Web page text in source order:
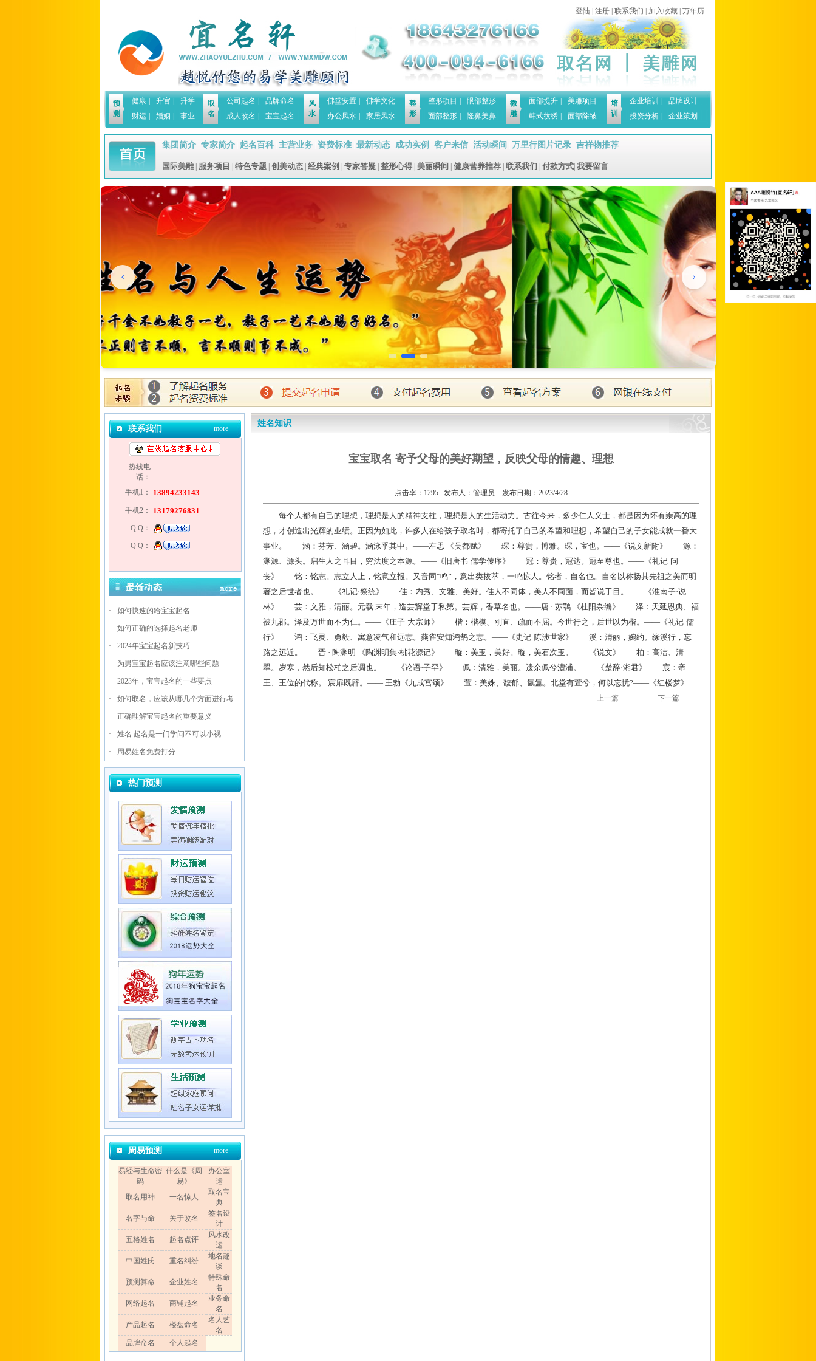
登陆 注册 联系我们 加入收藏 万年历
预
测
健康 升官
升学
财运
婚姻 事业
取
名
公司起名
品牌命名
成人改名
宝宝起名
风
水
佛堂安置
佛学文化
办公风水
家居风水
整
形
整形项目
眼部整形
面部整形
隆鼻美鼻
微
雕
面部提升
美雕项目
韩式纹绣
面部除皱
培
训
企业培训
品牌设计
投资分析
企业策划
集团简介| 专家简介| 起名百科| 主营业务| 资费标准| 最新动态| 成功实例 客户来信| 活动瞬间 万里行图片记录| 吉祥物推荐
国际美雕| 服务项目 特色专题| 创美动态| 经典案例 专家答疑| 整形心得| 美丽瞬间 健康营养推荐| 联系我们 付款方式| 我要留言
联系我们 more
热线电
话：
手机1：
13894233143
手机2： 13179276831
Q Q：
Q Q：
· 如何快速的给宝宝起名
· 如何正确的选择起名老师
· 2024年宝宝起名新技巧
· 为男宝宝起名应该注意哪些问题
· 2023年，宝宝起名的一些要点
· 如何取名，应该从哪几个方面进行考
· 正确理解宝宝起名的重要意义
· 姓名 起名是一门学问不可以小视
· 周易姓名免费打分
热门预测
周易预测 more
易经与生命密
码
什么是《周
易》
办公室
运
取名用神
一名惊人
取名宝
典
名字与命
关于改名
签名设
计
五格姓名
起名点评
风水改
运
中国姓氏
重名纠纷
地名趣
谈
预测算命
企业姓名
特殊命
名
网络起名
商铺起名
业务命
名
产品起名
楼盘命名
名人艺
名
品牌命名
个人起名
姓名知识
宝宝取名 寄予父母的美好期望，反映父母的情趣、理想
点击率：1295 发布人：管理员 发布日期：2023/4/28
每个人都有自己的理想，理想是人的精神支柱，理想是人的生活动力。古往今来，多少仁人义士，都是因为怀有崇高的理
想，才创造出光辉的业绩。正因为如此，许多人在给孩子取名时，都寄托了自己的希望和理想，希望自己的子女能成就一番大
事业。 涵：芬芳、涵碧。涵泳乎其中。——左思 《吴都赋》 琛：尊贵，博雅。琛，宝也。——《说文新附》 源：
渊源、源头。启生人之耳目，穷法度之本源。——《旧唐书·儒学传序》 冠：尊贵，冠达。冠至尊也。——《礼记·问
丧》 铭：铭志。志立人上，铭意立报。又音同“鸣”，意出类拔萃，一鸣惊人。铭者，自名也。自名以称扬其先祖之美而明
著之后世者也。——《礼记·祭统》 佳：内秀、文雅、美好。佳人不同体，美人不同面，而皆说于目。——《淮南子·说
林》 芸：文雅，清丽。元载 末年，造芸辉堂于私第。芸辉，香草名也。——唐 · 苏鹗 《杜阳杂编》 泽：天延恩典、福
被九郡。泽及万世而不为仁。——《庄子·大宗师》 楷：楷模、刚直、疏而不屈。今世行之，后世以为楷。——《礼记·儒
行》 鸿：飞灵、勇毅、寓意凌气和远志。燕雀安知鸿鹄之志。——《史记·陈涉世家》 溪：清丽，婉约。缘溪行，忘
路之远近。——晋 · 陶渊明 《陶渊明集·桃花源记》 璇：美玉，美好。璇，美石次玉。——《说文》 柏：高洁、清
翠。岁寒，然后知松柏之后凋也。——《论语·子罕》 佩：清雅，美丽。遗余佩兮澧浦。——《楚辞·湘君》 宸：帝
王、王位的代称。 宸扉既辟。—— 王勃《九成宫颂》 萱：美姝、馥郁、氤氲。北堂有萱兮，何以忘忧?——《红楼梦》
上一篇 下一篇